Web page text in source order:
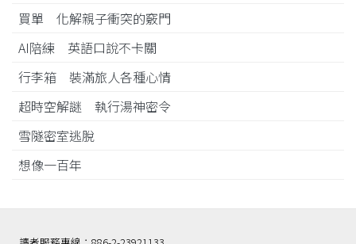
買單 化解親子衝突的竅門
AI陪練 英語口說不卡關
行李箱 裝滿旅人各種心情
超時空解謎 執行湯神密令
雪隧密室逃脫
想像一百年